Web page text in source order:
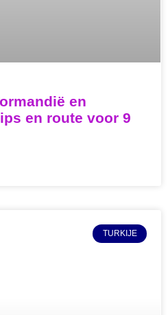
en
en route voor 9
TURKIJE